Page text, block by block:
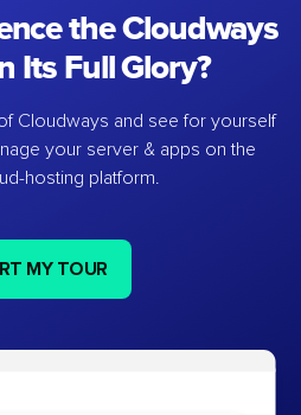
the Cloudways
Its Full Glory?
Cloudways and see for yourself
your server & apps on the
hosting platform.
MY TOUR